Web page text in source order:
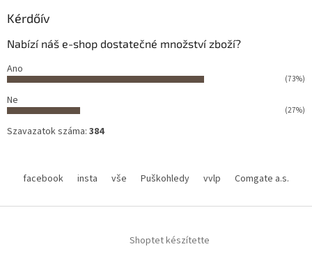
Kérdőív
Nabízí náš e-shop dostatečné množství zboží?
Ano
(73%)
Ne
(27%)
Szavazatok száma: 384
facebook insta vše Puškohledy vvlp Comgate a.s.
Shoptet készítette